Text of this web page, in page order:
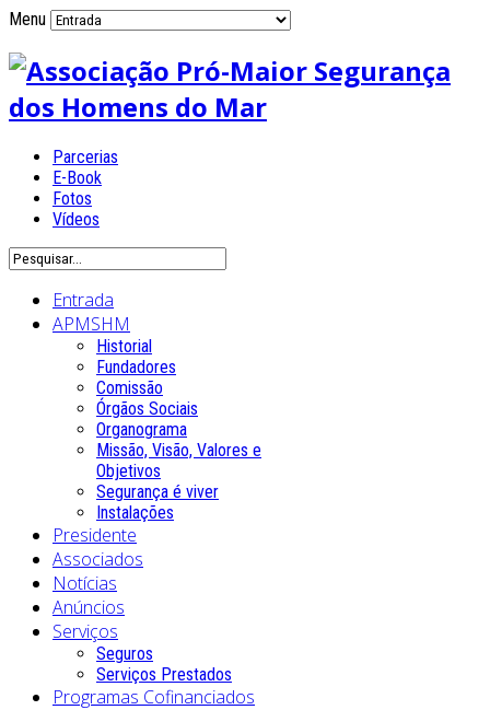
Menu
Parcerias
E-Book
Fotos
Vídeos
Entrada
APMSHM
Historial
Fundadores
Comissão
Órgãos Sociais
Organograma
Missão, Visão, Valores e
Objetivos
Segurança é viver
Instalações
Presidente
Associados
Notícias
Anúncios
Serviços
Seguros
Serviços Prestados
Programas Cofinanciados